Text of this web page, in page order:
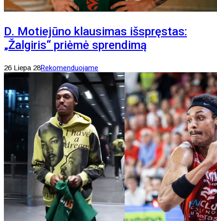
D. Motiejūno klausimas išspręstas:
„Žalgiris“ priėmė sprendimą
26 Liepa 28Rekomenduojame